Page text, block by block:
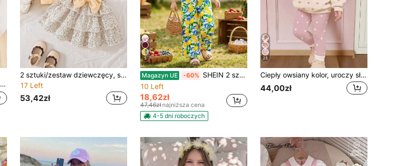
2 sztuki/zestaw dziewczęcy, swobodny, żakardowy, dzianinowy top bez rękawów i spódnica do ciasta, odpowiedni na zewnątrz, do noszenia na co dzień, na wakacje, na lato
17 Left
53,42zł
5
Magazyn UE -60% SHEIN 2 sztuki/zestaw: Top z bufiastymi rękawami i prostymi spodniami z nadrukiem, odpowiedni na wakacje, wycieczki i do noszenia w domu, letni strój na plażę dla dziewczynek
10 Left
18,62zł
47,46zł najniższa cena
4-5 dni roboczych
25
Ciepły owsiany kolor, uroczy słodki dziewczęcy wzór patchworkowy z haftem misia i kokardką, casualowy miękki wygodny luźny bluza typu pullover z okrągłym dekoltem i casualowe szczotkowane legginsy, zestaw 2-częściowy dla młodej dziewczyny, odpowiedni na jesień/zimę, na co dzień, do szkoły, na Halloween, powrót do szkoły, nowy sezon, słodki dziewczęcy styl
44,00zł